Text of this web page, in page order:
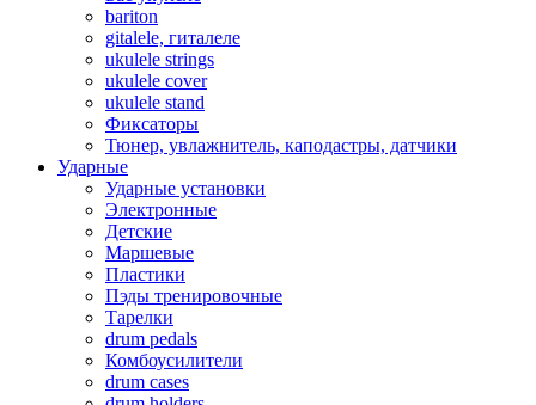
bariton
gitalele, гиталеле
ukulele strings
ukulele cover
ukulele stand
Фиксаторы
Тюнер, увлажнитель, каподастры, датчики
Ударные
Ударные установки
Электронные
Детские
Маршевые
Пластики
Пэды тренировочные
Тарелки
drum pedals
Комбоусилители
drum cases